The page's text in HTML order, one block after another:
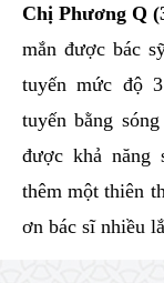
Chị Phương Q
mắn được bác
tuyến mức độ
tuyến bằng
được khả năng
thêm một thiên
ơn bác sĩ nhiều